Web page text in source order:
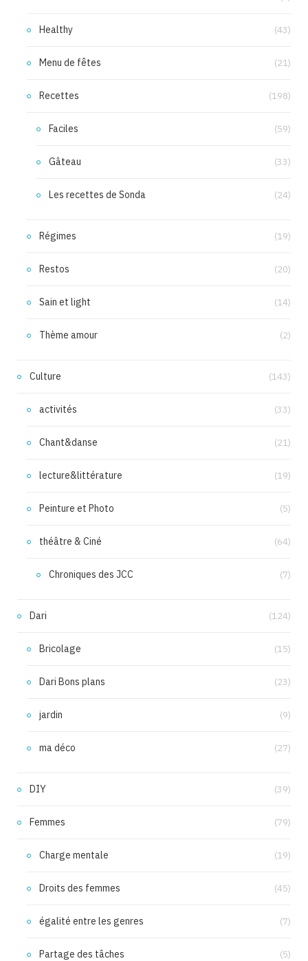
Healthy (43)
Menu de fêtes (21)
Recettes (198)
Faciles (59)
Gâteau (33)
Les recettes de Sonda (24)
Régimes (19)
Restos (20)
Sain et light (14)
Thème amour (2)
Culture (143)
activités (33)
Chant&danse (21)
lecture&littérature (19)
Peinture et Photo (5)
théâtre & Ciné (64)
Chroniques des JCC (7)
Dari (124)
Bricolage (15)
Dari Bons plans (23)
jardin (9)
ma déco (27)
DIY (39)
Femmes (79)
Charge mentale (19)
Droits des femmes (45)
égalité entre les genres (7)
Partage des tâches (5)